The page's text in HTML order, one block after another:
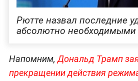
Рютте назвал последние
абсолютно необходимыми
Напомним,Дональд Трамп
прекращении действия